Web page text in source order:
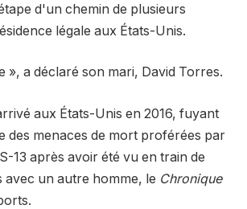
d'un chemin de plusieurs
légale aux États-Unis.
», a déclaré son mari, David Torres.
aux États-Unis en 2016, fuyant
des menaces de mort proférées par
13 après avoir été vu en train de
avec un autre homme, le Chronique